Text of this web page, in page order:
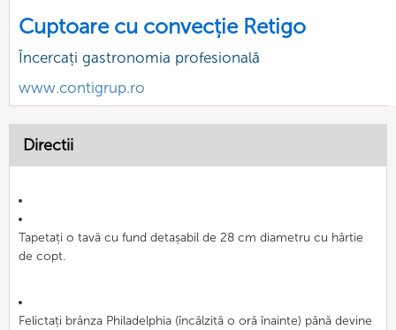
Cuptoare cu convecție Retigo
Încercați gastronomia profesională
www.contigrup.ro
Directii
Tapetați o tavă cu fund detașabil de 28 cm diametru cu hârtie
de copt.
Felictați brânza Philadelphia (încălzită o oră înainte) până devine